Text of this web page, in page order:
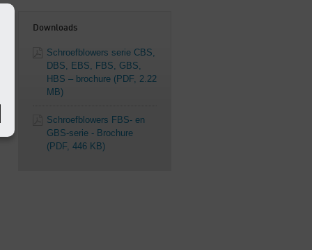
Downloads
Schroefblowers serie CBS,
DBS, EBS, FBS, GBS,
HBS – brochure (PDF, 2.22
MB)
Schroefblowers FBS- en
GBS-serie - Brochure
(PDF, 446 KB)